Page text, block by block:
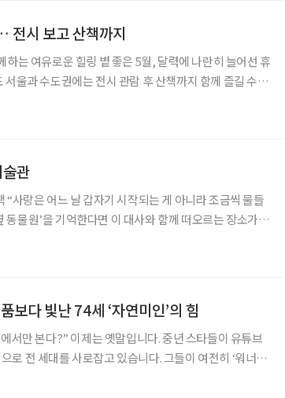
전시 보고 산책까지
은 5월, 달력에 나란히 늘어선 휴
울과 수도권에는 전시 관람 후 산책까지 함께 즐길 수 있
관
다 빛난 74세 ‘자연미인’의 힘
만 본다?” 이제는 옛말입니다. 중년 스타들이 유튜브
로 전 세대를 사로잡고 있습니다. 그들이 여전히 ‘워너